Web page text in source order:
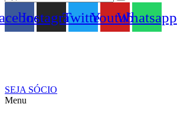
InstagramTwitterYoutubeWhatsapp
SEJA SÓCIO
Menu